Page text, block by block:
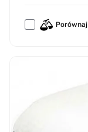
Porównaj